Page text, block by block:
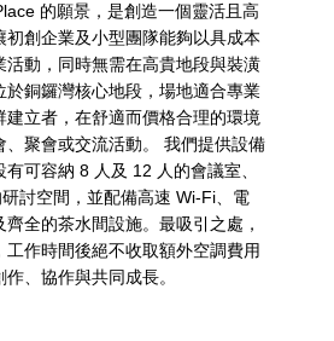
的願景，是創造一個靈活且高
初創企業及小型團隊能夠以具成本
活動，同時無需在高貴地段與裝潢
於銅鑼灣核心地段，場地適合專業
建立者，在舒適而價格合理的環境
、聚會或交流活動。 我們提供設備
可容納 8 人及 12 人的會議室、
討空間，並配備高速 Wi-Fi、電
全的茶水間設施。最吸引之處，
作時間後絕不收取額外空調費用
、協作與共同成長。